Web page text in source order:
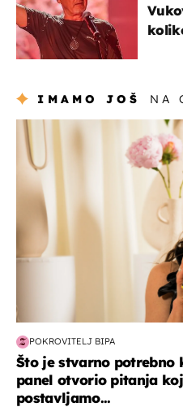
IMAMO JOŠ NA
moda & ljepota
POKROVITELJ BIPA
Što je stvarno potrebno
panel otvorio pitanja
postavljamo...